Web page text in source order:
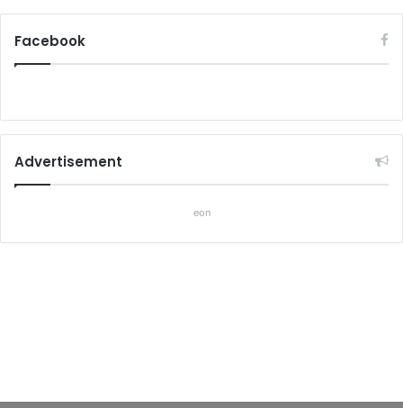
Facebook
Advertisement
eon